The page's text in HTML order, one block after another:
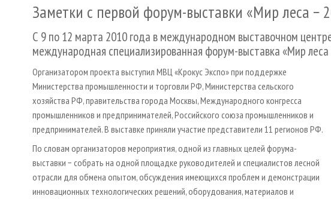
Заметки с первой форум-выставки «Мир леса −
С 9 по 12 марта 2010 года в международном выставочном
международная специализированная форум-выставка «Мир леса
Организатором проекта выступил МВЦ «Крокус Экспо» при поддержке
Министерства промышленности и торговли РФ, Министерства сельского
хозяйства РФ, правительства города Москвы, Международного конгресса
промышленников и предпринимателей, Российского союза промышленников и
предпринимателей. В выставке приняли участие представители 11 регионов РФ.
По словам организаторов мероприятия, одной из главных целей форума-
выставки − собрать на одной площадке руководителей и специалистов лесной
отрасли для обмена опытом, обсуждения имеющихся проблем и демонстрации
инновационных технологических решений, оборудования, материалов и